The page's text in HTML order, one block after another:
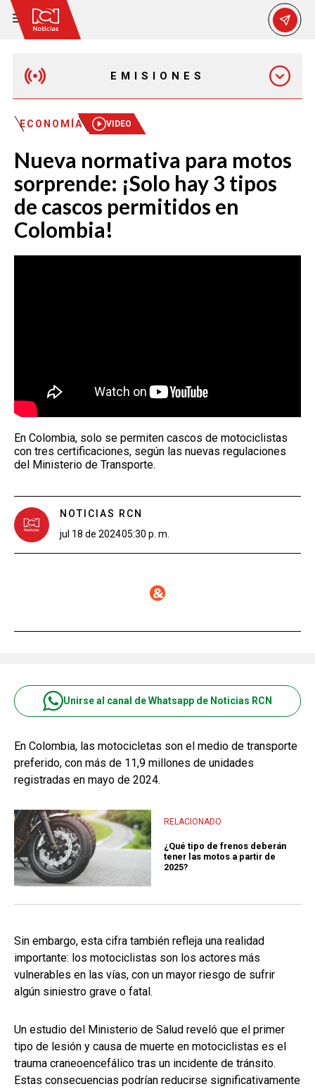
EMISIONES
MAÑANA EXPRESS
EMISIÓN 12:30 PM
EMISIÓN 7:00 PM
EMISIÓN 11:30 PM
ECONOMÍA VIDEO
Nueva normativa para motos
sorprende: ¡Solo hay 3 tipos
de cascos permitidos en
Colombia!
En Colombia, solo se permiten cascos de motociclistas
con tres certificaciones, según las nuevas regulaciones
del Ministerio de Transporte.
NOTICIAS RCN
jul 18 de 202405:30 p. m.
Unirse al canal de Whatsapp de Noticias RCN
En Colombia, las motocicletas son el medio de transporte
preferido, con más de 11,9 millones de unidades
registradas en mayo de 2024.
RELACIONADO
¿Qué tipo de frenos deberán
tener las motos a partir de
2025?
Sin embargo, esta cifra también refleja una realidad
importante: los motociclistas son los actores más
vulnerables en las vías, con un mayor riesgo de sufrir
algún siniestro grave o fatal.
Un estudio del Ministerio de Salud reveló que el primer
tipo de lesión y causa de muerte en motociclistas es el
trauma craneoencefálico tras un incidente de tránsito.
Estas consecuencias podrían reducirse significativamente